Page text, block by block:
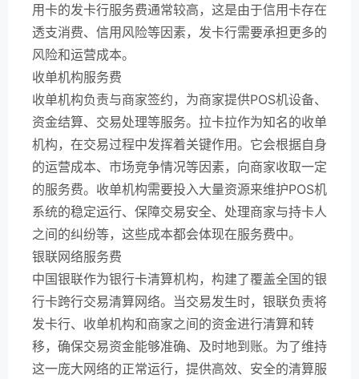
用卡的发卡行服务费通常较高，这是由于信用卡存在
透支消费、信用风险等因素，发卡行需要承担更多的
风险和运营成本。
收单机构服务费
收单机构负责与商家签约，为商家提供POS机设备、
资金结算、交易处理等服务。拉卡拉作为知名的收单
机构，在交易过程中发挥着关键作用。它会根据自身
的运营成本、市场竞争情况等因素，向商家收取一定
的服务费。收单机构需要投入大量资源来维护POS机
系统的稳定运行、保障交易安全、处理商家与持卡人
之间的纠纷等，这些成本都会体现在服务费中。
银联网络服务费
中国银联作为银行卡清算机构，构建了覆盖全国的银
行卡跨行交易清算网络。当交易发生时，银联负责将
发卡行、收单机构和商家之间的资金进行清算和转
移，确保交易资金能够准确、及时地到账。为了维持
这一庞大网络的正常运行，提供高效、安全的清算服